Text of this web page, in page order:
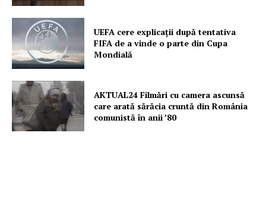
UEFA cere explicații după tentativa
FIFA de a vinde o parte din Cupa
Mondială
AKTUAL24 Filmări cu camera ascunsă
care arată sărăcia cruntă din România
comunistă în anii ’80